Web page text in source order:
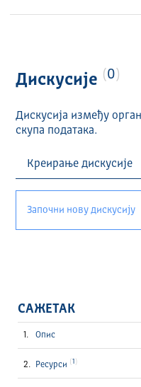
Дискусије 0
Дискусија између
скупа података.
Започни нову дискусију
САЖЕТАК
Опис
Ресурси 1